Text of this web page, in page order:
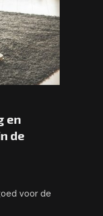
en
de
voor de